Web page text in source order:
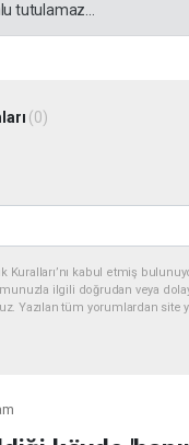
tutulamaz...
(0)
Kuralları’nı kabul etmiş
ilgili doğrudan veya
Yazılan tüm yorumlardan